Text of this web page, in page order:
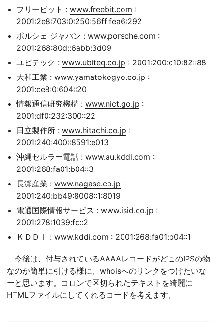
フリービット : www.freebit.com :
2001:2e8:703:0:250:56ff:fea6:292
ポルシェ ジャパン : www.porsche.com :
2001:268:80d::6abb:3d09
ユビテック : www.ubiteq.co.jp : 2001:200:c10:82::88
大和工業 : www.yamatokogyo.co.jp :
2001:ce8:0:604::20
情報通信研究機構 : www.nict.go.jp :
2001:df0:232:300::22
日立製作所 : www.hitachi.co.jp :
2001:240:400::8591:e013
沖縄セルラー電話 : www.au.kddi.com :
2001:268:fa01:b04::3
長瀬産業 : www.nagase.co.jp :
2001:240:bb49:8008::1:8019
電通国際情報サービス : www.isid.co.jp :
2001:278:1039:fc::2
ＫＤＤＩ : www.kddi.com : 2001:268:fa01:b04::1
今後は、付与されているAAAAレコードがどこのIPSの物
なのか簡単に引ける様に、whoisへのリンクをつけたいな
ーと思います。コロンで区切られたテキストを綺麗に
HTMLファイルにしてくれるコードを考えます。